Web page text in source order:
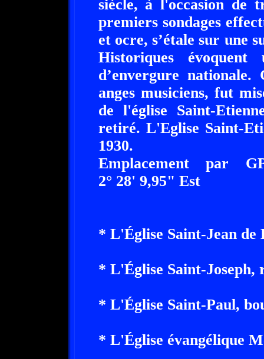
siècle, à l'occasion de
premiers sondages
et ocre, s’étale sur une
Historiques évoquent
d’envergure nationale.
anges musiciens, fut
de l'église Saint-
retiré. L'Eglise Saint-
1930.
Emplacement par
2° 28' 9,95" Est
* L'Église Saint-Jean
* L'Église Saint-Joseph,
* L'Église Saint-Paul,
* L'Église évangélique